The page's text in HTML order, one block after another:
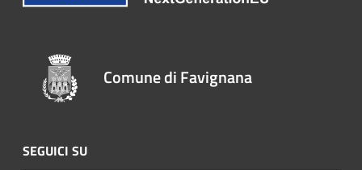
Comune di Favignana
SEGUICI SU